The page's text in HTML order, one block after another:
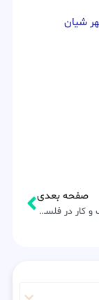
شیان
صفحه بعدی
راه اندازی کسب و کار در فلسطین